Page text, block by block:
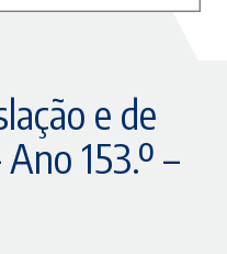
e de
153.º –